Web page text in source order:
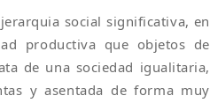
social significativa, en
productiva que objetos de
de una sociedad igualitaria,
y asentada de forma muy